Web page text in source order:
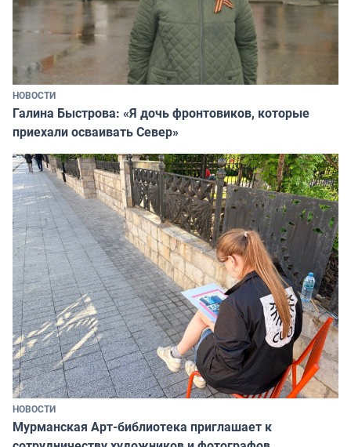
НОВОСТИ
Галина Быстрова: «Я дочь фронтовиков, которые
приехали осваивать Север»
НОВОСТИ
Мурманская Арт-библиотека приглашает к